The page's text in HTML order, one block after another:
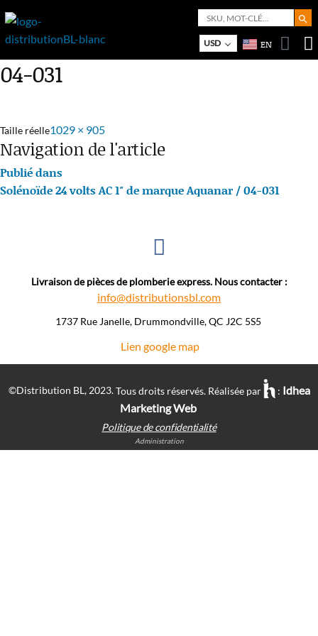
Search
for:
Search
USD EN
04-031
Taille réelle1029 × 905
Navigation de l'article
Publié dans
Solénoïde 24 volts AC 1″ de marque Aquanar / 04-031
Livraison de pièces de plomberie express. Nous contacter :
info@distributionsbl.com
1737 Rue Janelle, Drummondville, QC J2C 5S5 ​
Lien google map
©Distribution BL, 2023.Tous droits réservés. Réalisée par : Idhea
Marketing Web
Politique de confidentialité
Administration